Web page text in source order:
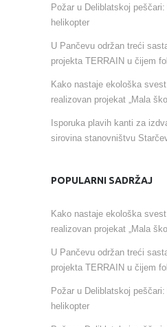
Požar u Deliblatskoj
helikopter
U Pančevu održan treći
projekta TERRAIN u čijem
Kako nastaje ekološka
realizovan projekat „Mala
Isporuka plavih kanti za
sirovina stanovništvu
POPULARNI SADRŽAJ
Kako nastaje ekološka
realizovan projekat „Mala
U Pančevu održan treći
projekta TERRAIN u čijem
Požar u Deliblatskoj
helikopter